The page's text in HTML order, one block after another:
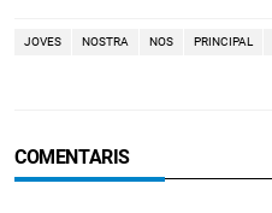
JOVES NOSTRA NOS PRINCIPAL
COMENTARIS